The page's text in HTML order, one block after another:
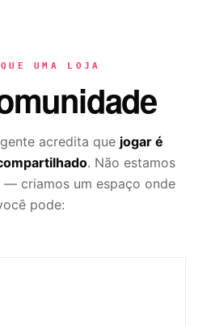
UMA LOJA
acredita que jogar é
. Não estamos
— criamos um espaço onde
pode: